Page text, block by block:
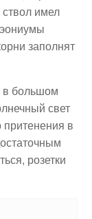
имел
заполнят
большом
свет
в
розетки